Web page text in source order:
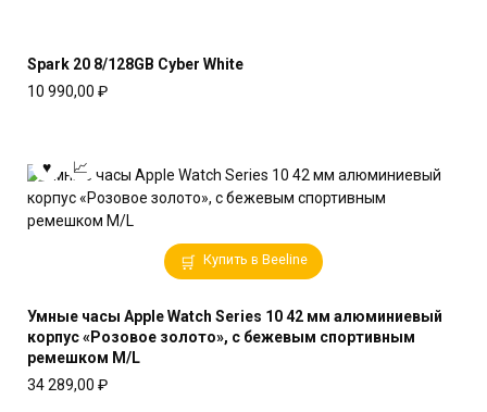
Spark 20 8/128GB Cyber White
10 990,00 ₽
Купить в Beeline
Умные часы Apple Watch Series 10 42 мм алюминиевый
корпус «Розовое золото», с бежевым спортивным
ремешком M/L
34 289,00 ₽